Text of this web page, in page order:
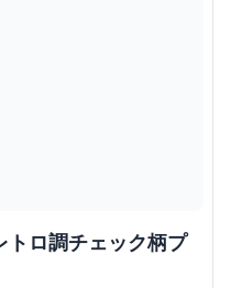
トロ調チェック柄プ